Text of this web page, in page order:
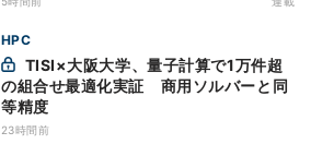
HPC
の組合せ最適化実証 商用ソルバーと同
等精度
23時間前